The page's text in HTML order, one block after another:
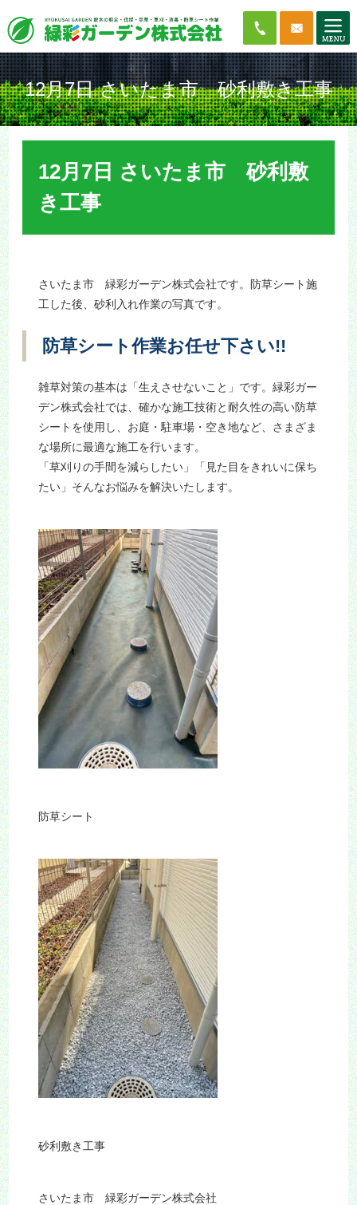
12月7日 さいたま市 砂利敷き工事
12月7日 さいたま市 砂利敷
き工事
さいたま市 緑彩ガーデン株式会社です。防草シート施
工した後、砂利入れ作業の写真です。
防草シート作業お任せ下さい!!
雑草対策の基本は「生えさせないこと」です。緑彩ガー
デン株式会社では、確かな施工技術と耐久性の高い防草
シートを使用し、お庭・駐車場・空き地など、さまざま
な場所に最適な施工を行います。
「草刈りの手間を減らしたい」「見た目をきれいに保ち
たい」そんなお悩みを解決いたします。
防草シート
砂利敷き工事
さいたま市 緑彩ガーデン株式会社